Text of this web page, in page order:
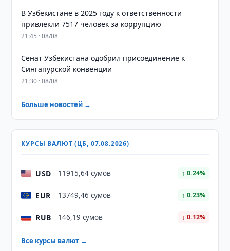
В Узбекистане в 2025 году к ответственности
привлекли 7517 человек за коррупцию
21:45 · 08/08
Сенат Узбекистана одобрил присоединение к
Сингапурской конвенции
21:30 · 08/08
Больше новостей →
КУРСЫ ВАЛЮТ (ЦБ, 07.08.2026)
USD 11915,64 сумов ↑ 0.24%
EUR 13749,46 сумов ↑ 0.23%
RUB 146,19 сумов ↓ 0.12%
Все курсы валют →